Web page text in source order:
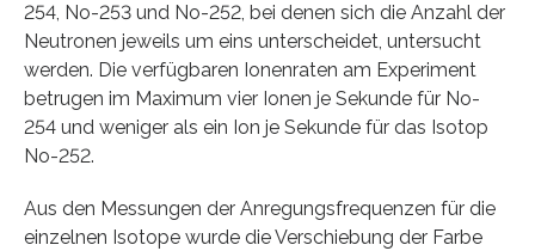
254, No-253 und No-252, bei denen sich die Anzahl der
Neutronen jeweils um eins unterscheidet, untersucht
werden. Die verfügbaren Ionenraten am Experiment
betrugen im Maximum vier Ionen je Sekunde für No-
254 und weniger als ein Ion je Sekunde für das Isotop
No-252.
Aus den Messungen der Anregungsfrequenzen für die
einzelnen Isotope wurde die Verschiebung der Farbe